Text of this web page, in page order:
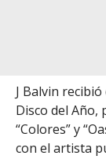
J Balvin
Disco del Año,
“Colores” y
con el artista